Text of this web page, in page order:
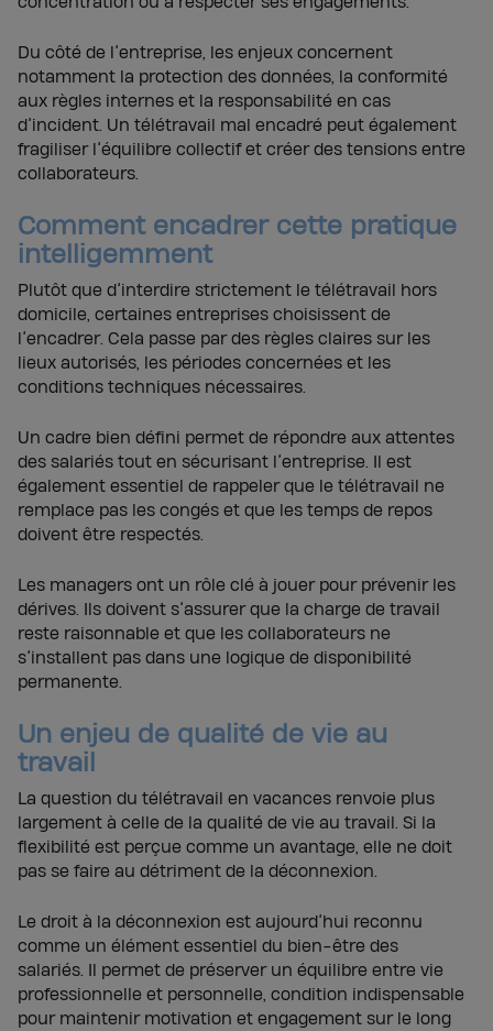
Du côté de l’entreprise, les enjeux concernent
notamment la protection des données, la conformité
aux règles internes et la responsabilité en cas
d’incident. Un télétravail mal encadré peut également
fragiliser l’équilibre collectif et créer des tensions entre
collaborateurs.
Comment encadrer cette pratique
intelligemment
Plutôt que d’interdire strictement le télétravail hors
domicile, certaines entreprises choisissent de
l’encadrer. Cela passe par des règles claires sur les
lieux autorisés, les périodes concernées et les
conditions techniques nécessaires.
Un cadre bien défini permet de répondre aux attentes
des salariés tout en sécurisant l’entreprise. Il est
également essentiel de rappeler que le télétravail ne
remplace pas les congés et que les temps de repos
doivent être respectés.
Les managers ont un rôle clé à jouer pour prévenir les
dérives. Ils doivent s’assurer que la charge de travail
reste raisonnable et que les collaborateurs ne
s’installent pas dans une logique de disponibilité
permanente.
Un enjeu de qualité de vie au
travail
La question du télétravail en vacances renvoie plus
largement à celle de la qualité de vie au travail. Si la
flexibilité est perçue comme un avantage, elle ne doit
pas se faire au détriment de la déconnexion.
Le droit à la déconnexion est aujourd’hui reconnu
comme un élément essentiel du bien-être des
salariés. Il permet de préserver un équilibre entre vie
professionnelle et personnelle, condition indispensable
pour maintenir motivation et engagement sur le long